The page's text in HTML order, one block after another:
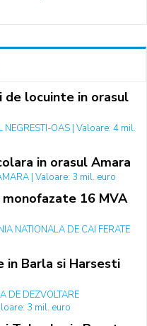
de locuinte in orasul
OAS | Valoare: 4 mil.
in orasul Amara
| Valoare: 3 mil. euro
16 MVA
NATIONALA DE CAI FERATE
in Barla si Harsesti
DE DEZVOLTARE
3 mil. euro